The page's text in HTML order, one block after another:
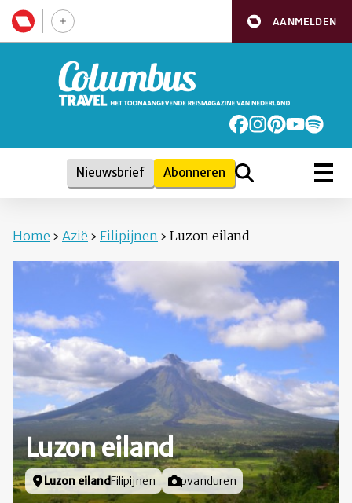
AANMELDEN
Nieuwsbrief Abonneren
Home › Azië › Filipijnen › Luzon eiland
Luzon eiland
Locatie
Luzon eiland Filipijnen Foto door
pvanduren